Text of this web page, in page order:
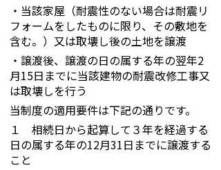
・当該家屋（耐震性のない場合は耐震リ
フォームをしたものに限り、その敷地を
含む。）又は取壊し後の土地を譲渡
・譲渡後、譲渡の日の属する年の翌年2
月15日までに当該建物の耐震改修工事又
は取壊しを行う
当制度の適用要件は下記の通りです。
１ 相続日から起算して３年を経過する
日の属する年の12月31日までに譲渡する
こと